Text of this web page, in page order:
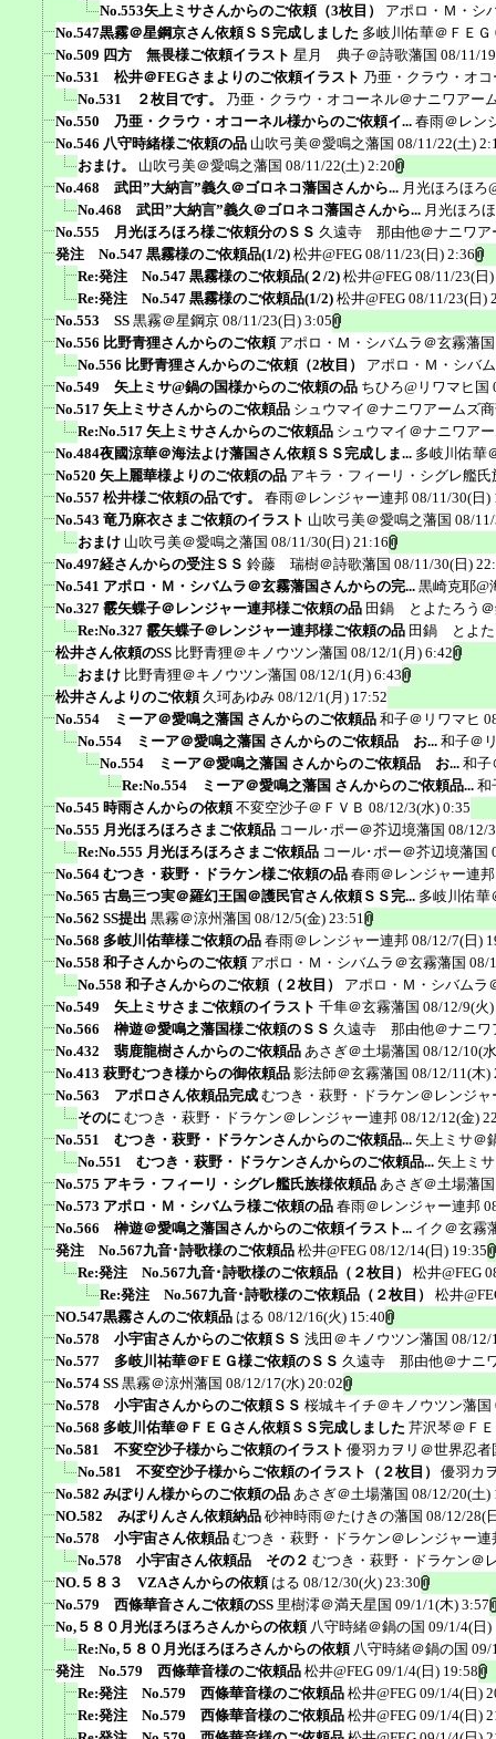
No.553矢上ミサさんからのご依頼（3枚目）
アポロ・Ｍ・シ
No.547黒霧＠星鋼京さん依頼ＳＳ完成しました 多岐川佑華＠ＦＥＧ
No.509 四方 無畏様ご依頼イラスト 星月 典子＠詩歌藩国 08/11/
No.531 松井＠FEGさまよりのご依頼イラスト 乃亜・クラウ・オ
No.531 ２枚目です。
乃亜・クラウ・オコーネル＠ナニワアー
No.550 乃亜・クラウ・オコーネル様からのご依頼イ... 春雨＠レン
No.546 八守時緒様ご依頼の品 山吹弓美＠愛鳴之藩国 08/11/22(土)
おまけ。
山吹弓美＠愛鳴之藩国 08/11/22(土) 2:20
No.468 武田”大納言”義久＠ゴロネコ藩国さんから... 月光ほろほろ
No.468 武田”大納言”義久＠ゴロネコ藩国さんから... 月光ほろ
No.555 月光ほろほろ様ご依頼分のＳＳ 久遠寺 那由他＠ナニワア
発注 No.547 黒霧様のご依頼品(1/2) 松井@FEG 08/11/23(日) 2:36
Re:発注 No.547 黒霧様のご依頼品(２/2) 松井@FEG 08/11/23(日
Re:発注 No.547 黒霧様のご依頼品(1/2) 松井@FEG 08/11/23(日)
No.553 SS 黒霧＠星鋼京 08/11/23(日) 3:05
No.556 比野青狸さんからのご依頼 アポロ・Ｍ・シバムラ＠玄霧藩国
No.556 比野青狸さんからのご依頼（2枚目）
アポロ・Ｍ・シバ
No.549 矢上ミサ@鍋の国様からのご依頼の品 ちひろ@リワマヒ国
No.517 矢上ミサさんからのご依頼品 シュウマイ＠ナニワアームズ
Re:No.517 矢上ミサさんからのご依頼品 シュウマイ＠ナニワア
No.484夜國涼華＠海法よけ藩国さん依頼ＳＳ完成しま... 多岐川佑華
No520 矢上麗華様よりのご依頼の品 アキラ・フィーリ・シグレ艦氏
No.557 松井様ご依頼の品です。
春雨＠レンジャー連邦 08/11/30(日)
No.543 竜乃麻衣さまご依頼のイラスト 山吹弓美＠愛鳴之藩国 08/
おまけ 山吹弓美＠愛鳴之藩国 08/11/30(日) 21:16
No.497経さんからの受注ＳＳ 鈴藤 瑞樹＠詩歌藩国 08/11/30(日)
No.541 アポロ・Ｍ・シバムラ＠玄霧藩国さんからの完... 黒崎克耶@
No.327 霰矢蝶子＠レンジャー連邦様ご依頼の品 田鍋 とよたろう
Re:No.327 霰矢蝶子＠レンジャー連邦様ご依頼の品 田鍋 とよた
松井さん依頼のSS 比野青狸＠キノウツン藩国 08/12/1(月) 6:42
おまけ 比野青狸＠キノウツン藩国 08/12/1(月) 6:43
松井さんよりのご依頼 久珂あゆみ 08/12/1(月) 17:52
No.554 ミーア＠愛鳴之藩国 さんからのご依頼品 和子＠リワマヒ
No.554 ミーア＠愛鳴之藩国 さんからのご依頼品 お... 和子＠
No.554 ミーア＠愛鳴之藩国 さんからのご依頼品 お... 和子
Re:No.554 ミーア＠愛鳴之藩国 さんからのご依頼品... 和
No.545 時雨さんからの依頼 不変空沙子＠ＦＶＢ 08/12/3(水) 0:35
No.555 月光ほろほろさまご依頼品 コール･ポー＠芥辺境藩国 08/12/
Re:No.555 月光ほろほろさまご依頼品 コール･ポー＠芥辺境藩国
No.564 むつき・萩野・ドラケン様ご依頼の品 春雨＠レンジャー連邦
No.565 古島三つ実＠羅幻王国＠護民官さん依頼ＳＳ完... 多岐川佑華
No.562 SS提出 黒霧＠涼州藩国 08/12/5(金) 23:51
No.568 多岐川佑華様ご依頼の品 春雨＠レンジャー連邦 08/12/7(日)
No.558 和子さんからのご依頼 アポロ・Ｍ・シバムラ＠玄霧藩国 08/
No.558 和子さんからのご依頼（２枚目）
アポロ・Ｍ・シバムラ
No.549 矢上ミサさまご依頼のイラスト 千隼＠玄霧藩国 08/12/9(火
No.566 榊遊＠愛鳴之藩国様ご依頼のＳＳ 久遠寺 那由他＠ナニワ
No.432 翡鹿龍樹さんからのご依頼品 あさぎ＠土場藩国 08/12/10(
No.413 萩野むつき様からの御依頼品 影法師＠玄霧藩国 08/12/11(木)
No.563 アポロさん依頼品完成 むつき・萩野・ドラケン＠レンジャ
そのに むつき・萩野・ドラケン＠レンジャー連邦 08/12/12(金)
No.551 むつき・萩野・ドラケンさんからのご依頼品... 矢上ミサ＠
No.551 むつき・萩野・ドラケンさんからのご依頼品... 矢上ミ
No.575 アキラ・フィーリ・シグレ艦氏族様依頼品 あさぎ＠土場藩国
No.573 アポロ・Ｍ・シバムラ様ご依頼の品 春雨＠レンジャー連邦
No.566 榊遊＠愛鳴之藩国さんからのご依頼イラスト... イク＠玄霧
発注 No.567九音･詩歌様のご依頼品 松井@FEG 08/12/14(日) 19:35
Re:発注 No.567九音･詩歌様のご依頼品（２枚目）
松井@FEG
Re:発注 No.567九音･詩歌様のご依頼品（２枚目）
松井
NO.547黒霧さんのご依頼品 はる 08/12/16(火) 15:40
No.578 小宇宙さんからのご依頼ＳＳ 浅田＠キノウツン藩国 08/12/
No.577 多岐川祐華＠FＥＧ様ご依頼のＳＳ 久遠寺 那由他＠ナニ
No.574 SS 黒霧＠涼州藩国 08/12/17(水) 20:02
No.578 小宇宙さんからのご依頼ＳＳ 桜城キイチ＠キノウツン藩国
No.568 多岐川佑華＠ＦＥＧさん依頼ＳＳ完成しました 芹沢琴＠Ｆ
No.581 不変空沙子様からご依頼のイラスト 優羽カヲリ＠世界忍者
No.581 不変空沙子様からご依頼のイラスト（２枚目）
優羽カ
No.582 みぽりん様からのご依頼の品 あさぎ＠土場藩国 08/12/20(土)
NO.582 みぽりんさん依頼納品 砂神時雨＠たけきの藩国 08/12/28(
No.578 小宇宙さん依頼品 むつき・萩野・ドラケン＠レンジャー連
No.578 小宇宙さん依頼品 その２ むつき・萩野・ドラケン＠
NO.５８３ VZAさんからの依頼 はる 08/12/30(火) 23:30
No.579 西條華音さんご依頼のSS 里樹澪＠満天星国 09/1/1(木) 3:57
No,５８０月光ほろほろさんからの依頼 八守時緒＠鍋の国 09/1/4(日)
Re:No,５８０月光ほろほろさんからの依頼 八守時緒＠鍋の国 09/
発注 No.579 西條華音様のご依頼品 松井@FEG 09/1/4(日) 19:58
Re:発注 No.579 西條華音様のご依頼品 松井@FEG 09/1/4(日)
Re:発注 No.579 西條華音様のご依頼品 松井@FEG 09/1/4(日)